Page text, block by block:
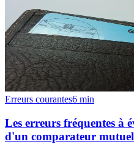
Erreurs courantes6 min
Les erreurs fréquentes à
d'un comparateur